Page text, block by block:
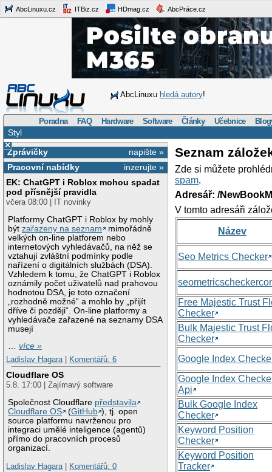
AbcLinuxu.cz ITBiz.cz HDmag.cz AbcPráce.cz
AbcLinuxu hledá autory!
Poradna FAQ Hardware Software Články Učebnice
Styl
×
napište »
Zprávičky
inzerujte »
Pracovní nabídky
EK: ChatGPT i Roblox mohou spadat
pod přísnější pravidla
včera 08:00 | IT novinky
Platformy ChatGPT i Roblox by mohly
býtzařazeny na seznam
mimořádně
velkých on-line platforem nebo
internetových vyhledávačů, na něž se
vztahují zvláštní podmínky podle
nařízení o digitálních službách (DSA).
Vzhledem k tomu, že ChatGPT i Roblox
oznámily počet uživatelů nad prahovou
hodnotou DSA, je toto označení
„rozhodně možné“ a mohlo by „přijít
dříve či později“. On-line platformy a
vyhledávače zařazené na seznamy DSA
musejí
…více »
Ladislav Hagara
Komentářů: 6
Cloudflare OS
5.8. 17:00 | Zajímavý software
Společnost Cloudflare představila
Cloudflare OS
(GitHub ), tj. open
source platformu navrženou pro
integraci umělé inteligence (agentů)
přímo do pracovních procesů
organizací.
Ladislav Hagara
Komentářů: 0
Seznam
Zde si můžete
spam.
Adresář: /
V tomto adresáři
Název
Seo Metrics Checker
Free Majestic Trust
Checker
Bulk Majestic Trust
Checker
Google Index
Google Index
Api
Bulk Google Index
Checker
Keyword Position
Checker
Keyword Position
Tracker